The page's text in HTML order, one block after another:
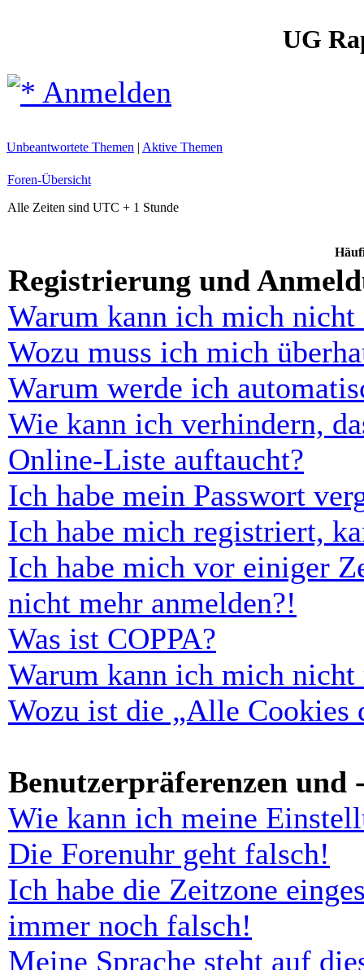
UG
Anmelden
Unbeantwortete Themen | Aktive Themen
Foren-Übersicht
Alle Zeiten sind UTC + 1 Stunde
Registrierung und
Warum kann ich mich nicht
Wozu muss ich mich
Warum werde ich
Wie kann ich verhindern,
Online-Liste auftaucht?
Ich habe mein Passwort
Ich habe mich registriert,
Ich habe mich vor einiger
nicht mehr anmelden?!
Was ist COPPA?
Warum kann ich mich nicht
Wozu ist die „Alle Cookies
Benutzerpräferenzen und
Wie kann ich meine
Die Forenuhr geht falsch!
Ich habe die Zeitzone
immer noch falsch!
Meine Sprache steht auf